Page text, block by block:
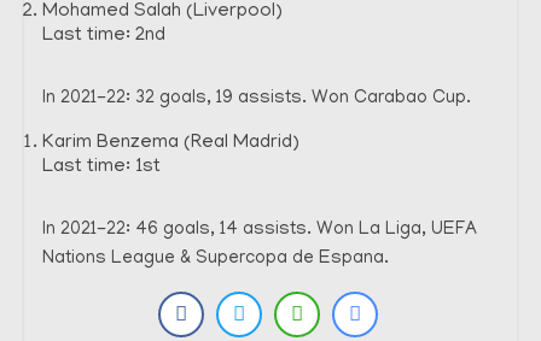
Mohamed Salah (Liverpool)
Last time: 2nd
In 2021-22: 32 goals, 19 assists. Won Carabao Cup.
Karim Benzema (Real Madrid)
Last time: 1st
In 2021-22: 46 goals, 14 assists. Won La Liga, UEFA
Nations League & Supercopa de Espana.